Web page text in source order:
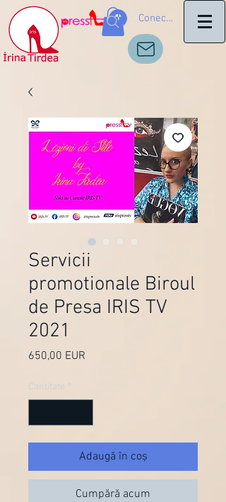
Conectează-te
Servicii
promotionale Biroul
de Presa IRIS TV
2021
650,00 EUR
Cantitate *
Adaugă în coș
Cumpără acum